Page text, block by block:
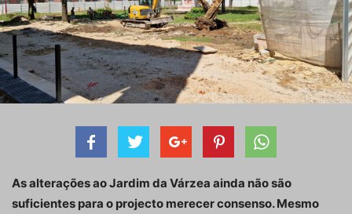
As alterações ao Jardim da Várzea ainda não são
suficientes para o projecto merecer consenso. Mesmo